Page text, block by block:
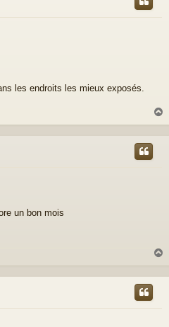
les endroits les mieux exposés.
a
un bon mois
u